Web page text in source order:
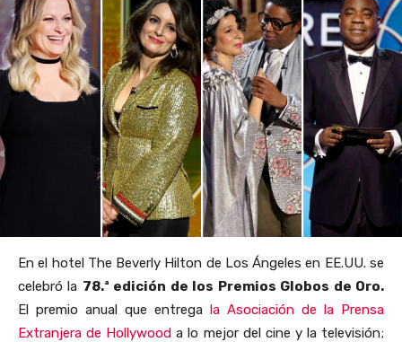
En el hotel The Beverly Hilton de Los Ángeles en EE.UU. se
celebró la 78.ª edición de los Premios Globos de Oro.
El premio anual que entrega la Asociación de la Prensa
Extranjera de Hollywood a lo mejor del cine y la televisión;